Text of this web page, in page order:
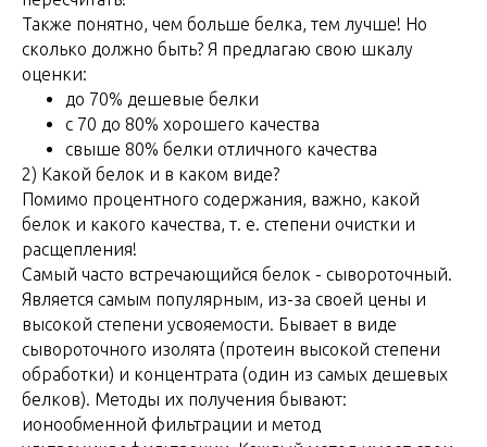
Также понятно, чем больше белка, тем лучше! Но
сколько должно быть? Я предлагаю свою шкалу
оценки:
до 70% дешевые белки
с 70 до 80% хорошего качества
свыше 80% белки отличного качества
2) Какой белок и в каком виде?
Помимо процентного содержания, важно, какой
белок и какого качества, т. е. степени очистки и
расщепления!
Самый часто встречающийся белок - сывороточный.
Является самым популярным, из-за своей цены и
высокой степени усвояемости. Бывает в виде
сывороточного изолята (протеин высокой степени
обработки) и концентрата (один из самых дешевых
белков). Методы их получения бывают:
ионообменной фильтрации и метод